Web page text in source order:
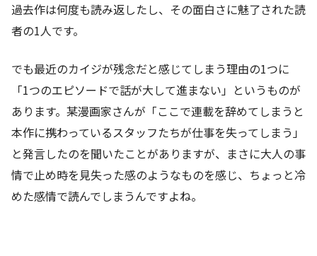
過去作は何度も読み返したし、その面白さに魅了された読
者の1人です。
でも最近のカイジが残念だと感じてしまう理由の1つに
「1つのエピソードで話が大して進まない」というものが
あります。某漫画家さんが「ここで連載を辞めてしまうと
本作に携わっているスタッフたちが仕事を失ってしまう」
と発言したのを聞いたことがありますが、まさに大人の事
情で止め時を見失った感のようなものを感じ、ちょっと冷
めた感情で読んでしまうんですよね。